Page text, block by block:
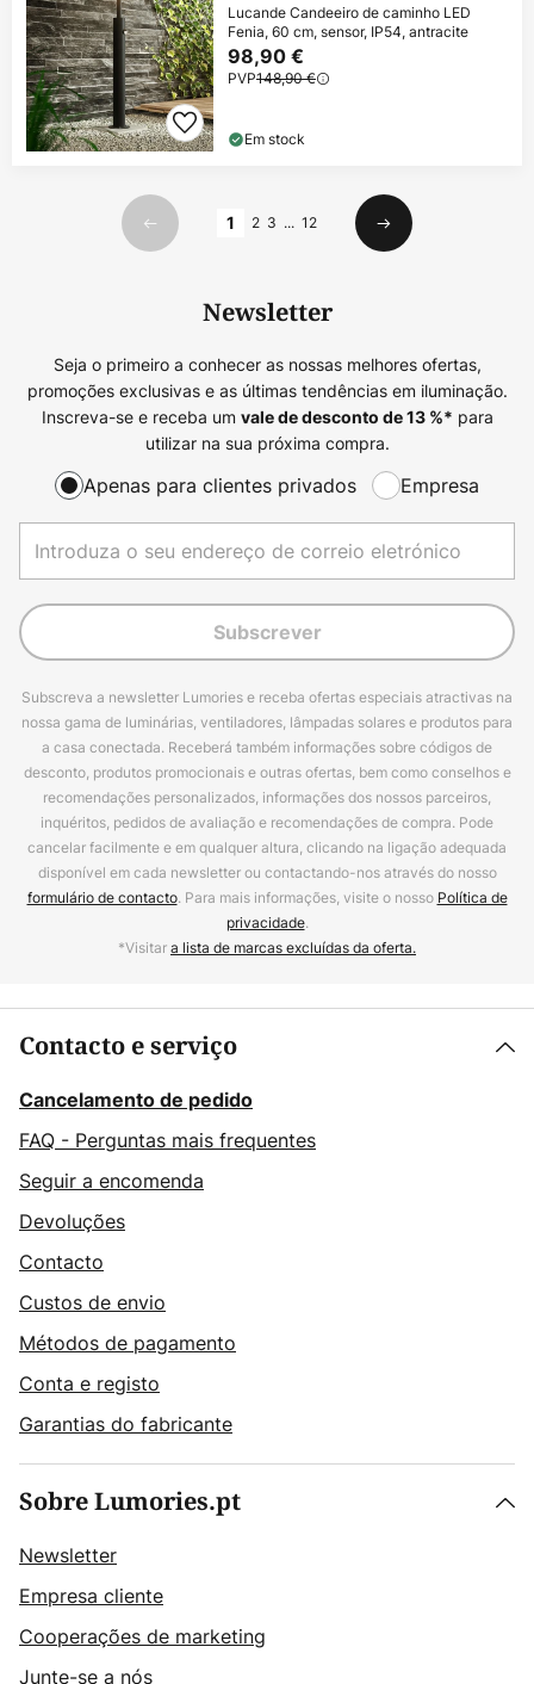
Lucande Candeeiro de caminho LED
Fenia, 60 cm, sensor, IP54, antracite
98,90 €
PVP148,90 €
Em stock
Anterior
1 2 3 ... 12
Seguinte
Newsletter
Seja o primeiro a conhecer as nossas melhores ofertas,
promoções exclusivas e as últimas tendências em iluminação.
Inscreva-se e receba um vale de desconto de13%* para
utilizar na sua próxima compra.
Apenas para clientes privados Empresa
Subscrever
Subscreva a newsletter Lumories e receba ofertas especiais atractivas na
nossa gama de luminárias, ventiladores, lâmpadas solares e produtos para
a casa conectada. Receberá também informações sobre códigos de
desconto, produtos promocionais e outras ofertas, bem como conselhos e
recomendações personalizados, informações dos nossos parceiros,
inquéritos, pedidos de avaliação e recomendações de compra. Pode
cancelar facilmente e em qualquer altura, clicando na ligação adequada
disponível em cada newsletter ou contactando-nos através do nosso
formulário de contacto. Para mais informações, visite o nosso Política de
privacidade.
*Visitara lista de marcas excluídas da oferta.
Contacto e serviço
Cancelamento de pedido
FAQ - Perguntas mais frequentes
Seguir a encomenda
Devoluções
Contacto
Custos de envio
Métodos de pagamento
Conta e registo
Garantias do fabricante
Sobre Lumories.pt
Newsletter
Empresa cliente
Cooperações de marketing
Junte-se a nós